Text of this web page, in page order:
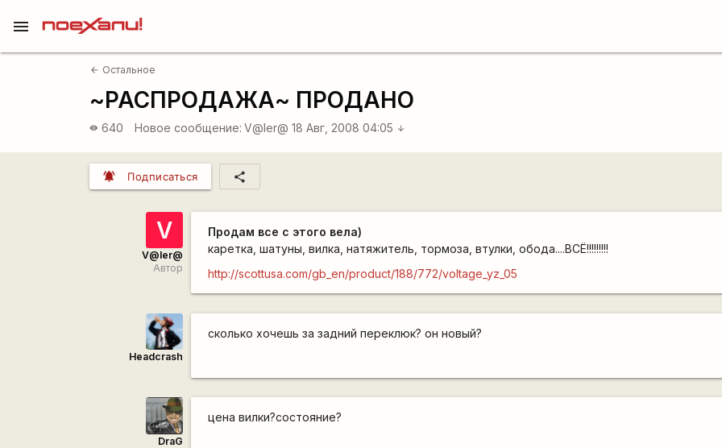
menu
arrow_back Остальное
~РАСПРОДАЖА~ ПРОДАНО
visibility 640 Новое сообщение: V@ler@ 18 Авг, 2008 04:05 arrow_downward
notifications_active Подписаться share
V
V@ler@
Автор
Продам все с этого вела)
каретка, шатуны, вилка, натяжитель, тормоза, втулки, обода....ВСЁ!!!!!!!!!
http://scottusa.com/gb_en/product/188/772/voltage_yz_05
Headcrash
сколько хочешь за задний переклюк? он новый?
DraG
цена вилки?состояние?